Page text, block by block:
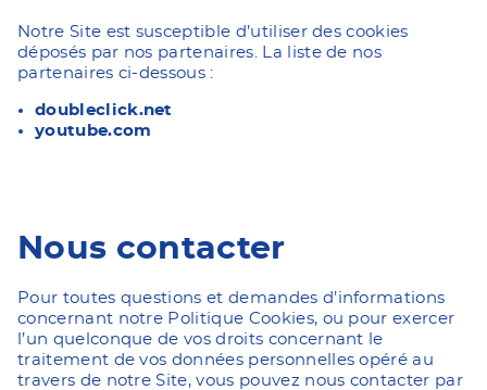
Notre Site est susceptible d’utiliser des cookies
déposés par nos partenaires. La liste de nos
partenaires ci-dessous :
doubleclick.net
youtube.com
Nous contacter
Pour toutes questions et demandes d’informations
concernant notre Politique Cookies, ou pour exercer
l’un quelconque de vos droits concernant le
traitement de vos données personnelles opéré au
travers de notre Site, vous pouvez nous contacter par